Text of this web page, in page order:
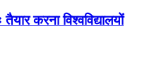
करना विश्वविद्यालयों